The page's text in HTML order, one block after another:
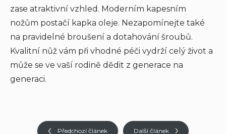
zase atraktivní vzhled. Moderním kapesním
nožům postačí kapka oleje. Nezapomínejte také
na pravidelné broušení a dotahování šroubů.
Kvalitní nůž vám při vhodné péči vydrží celý život a
může se ve vaší rodině dědit z generace na
generaci.
Předchozí článek Další článek